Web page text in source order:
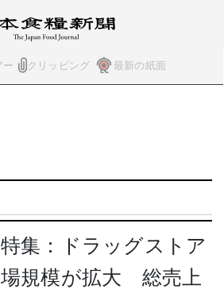
ー クリッピング 最新の紙面
集：ドラッグストア
規模が拡大 総売上